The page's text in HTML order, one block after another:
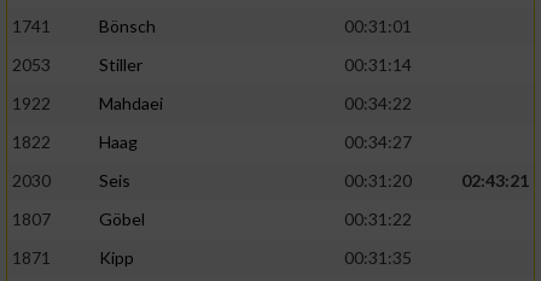
1741
Bönsch
00:31:01
2053
Stiller
00:31:14
1922
Mahdaei
00:34:22
1822
Haag
00:34:27
2030
Seis 00:31:20
02:43:21
1807
Göbel
00:31:22
1871
Kipp
00:31:35